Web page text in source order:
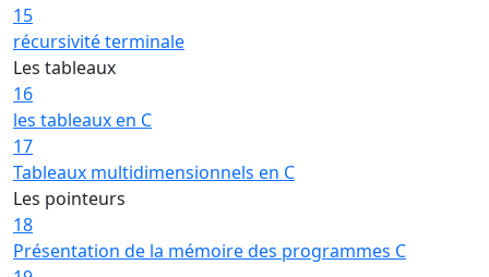
15
récursivité terminale
Les tableaux
16
les tableaux en C
17
Tableaux multidimensionnels en C
Les pointeurs
18
Présentation de la mémoire des programmes C